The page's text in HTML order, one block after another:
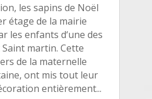
les sapins de Noël
étage de la mairie
les enfants d‘une des
martin. Cette
de la maternelle
ont mis tout leur
entièrement...